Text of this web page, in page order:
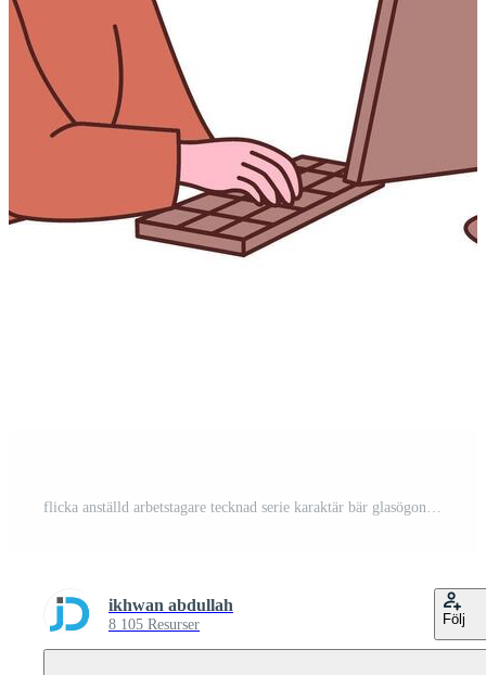
flicka anställd arbetstagare tecknad serie karaktär bär glasögon skriver på tangentbord arbetssätt med dator Pro Vektor
ikhwan abdullah
8 105 Resurser Följ